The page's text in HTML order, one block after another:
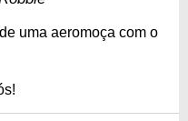
uma aeromoça com o